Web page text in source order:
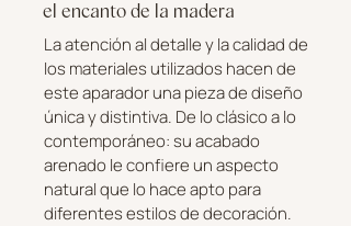
el encanto de la madera
La atención al detalle y la calidad de
los materiales utilizados hacen de
este aparador una pieza de diseño
única y distintiva. De lo clásico a lo
contemporáneo: su acabado
arenado le confiere un aspecto
natural que lo hace apto para
diferentes estilos de decoración.